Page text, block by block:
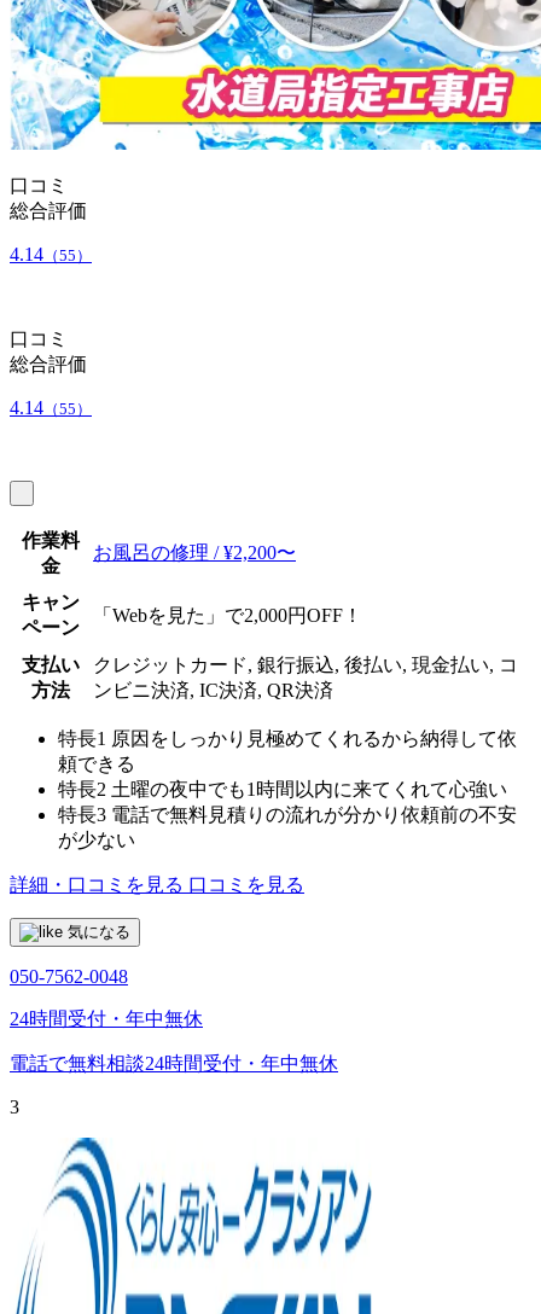
口コミ
総合評価
4.14 （55）
口コミ
総合評価
4.14 （55）
作業料
金
お風呂の修理 / ¥2,200〜
キャン
ペーン
「Webを見た」で2,000円OFF！
支払い
方法
クレジットカード, 銀行振込, 後払い, 現金払い, コ
ンビニ決済, IC決済, QR決済
特長1 原因をしっかり見極めてくれるから納得して依
頼できる
特長2 土曜の夜中でも1時間以内に来てくれて心強い
特長3 電話で無料見積りの流れが分かり依頼前の不安
が少ない
詳細・口コミを見る 口コミを見る
気になる
050-7562-0048
24時間受付・年中無休
電話で無料相談24時間受付・年中無休
3